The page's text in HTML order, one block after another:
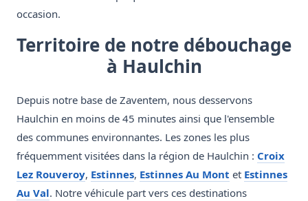
occasion.
Territoire de notre débouchage
à Haulchin
Depuis notre base de Zaventem, nous desservons
Haulchin en moins de 45 minutes ainsi que l'ensemble
des communes environnantes. Les zones les plus
fréquemment visitées dans la région de Haulchin : Croix
Lez Rouveroy, Estinnes, Estinnes Au Mont et Estinnes
Au Val. Notre véhicule part vers ces destinations